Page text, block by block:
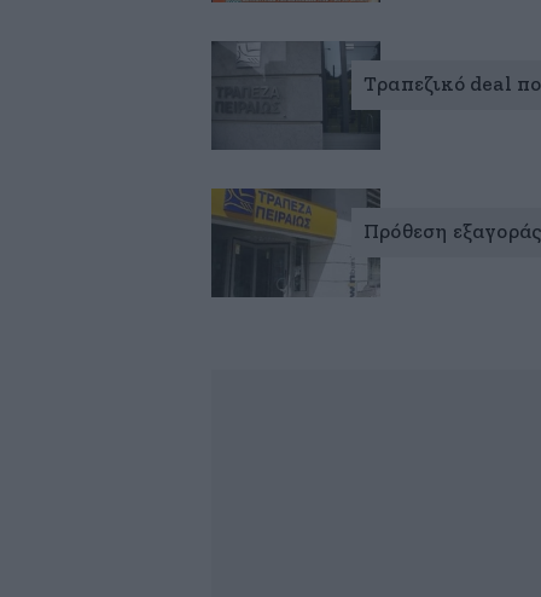
Τραπεζικό deal
Πρόθεση